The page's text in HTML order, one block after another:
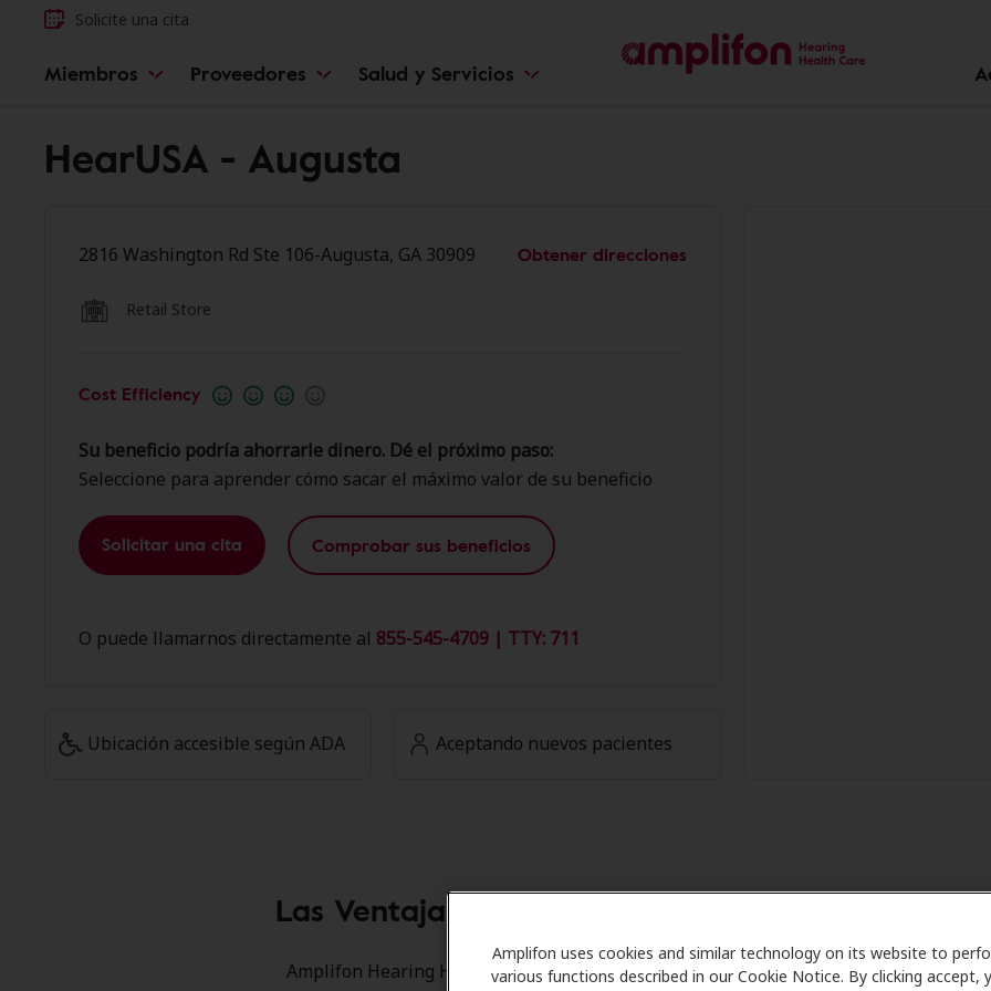
Amplifon uses cookies and similar technology on its website to
various functions described in our Cookie Notice. By clicking accept,
Solicite una cita
Miembros Proveedores Salud y Servicios
HearUSA - Augusta
2816 Washington Rd Ste 106-Augusta, GA 30909 Obtener direcciones
Retail Store
Cost Efficiency
Su beneficio podría ahorrarle dinero. Dé el próximo paso:
Seleccione para aprender cómo sacar el máximo valor de su beneficio
Solicitar una cita Comprobar sus beneficios
O puede llamarnos directamente al 855-545-4709 | TTY: 711
Ubicación accesible según ADA Aceptando nuevos pacientes
Las Ventajas de los Miembros de Amplifon en
Amplifon Hearing Health Care se asocia con muchos planes de beneficios y clínicas